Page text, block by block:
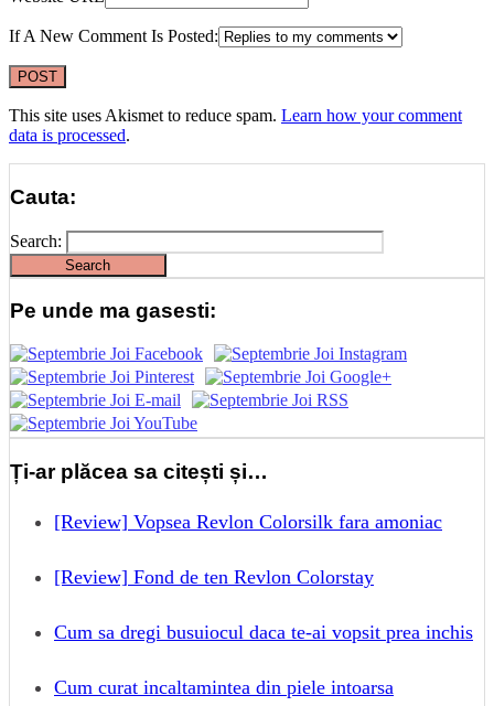
If A New Comment Is Posted:
This site uses Akismet to reduce spam. Learn how your comment
data is processed.
Cauta:
Search:
Pe unde ma gasesti:
Ți-ar plăcea sa citești și…
[Review] Vopsea Revlon Colorsilk fara amoniac
[Review] Fond de ten Revlon Colorstay
Cum sa dregi busuiocul daca te-ai vopsit prea inchis
Cum curat incaltamintea din piele intoarsa